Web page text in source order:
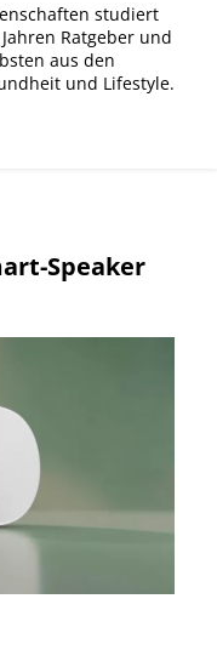
studiert
Ratgeber und
aus den
und Lifestyle.
Speaker